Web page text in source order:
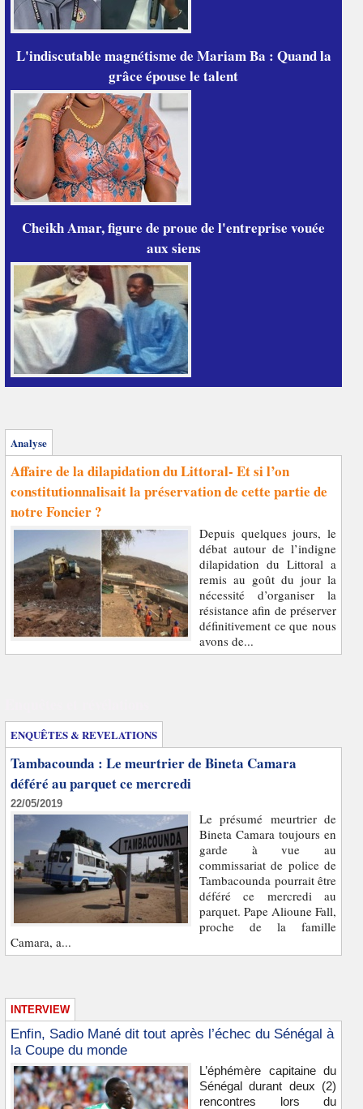
L'indiscutable magnétisme de Mariam Ba : Quand la
grâce épouse le talent
Cheikh Amar, figure de proue de l'entreprise vouée
aux siens
Analyse
Affaire de la dilapidation du Littoral- Et si l’on
constitutionnalisait la préservation de cette partie de
notre Foncier ?
Depuis quelques jours, le
débat autour de l’indigne
dilapidation du Littoral a
remis au goût du jour la
nécessité d’organiser la
résistance afin de préserver
définitivement ce que nous
avons de...
ENQUÊTES & REVELATIONS
Tambacounda : Le meurtrier de Bineta Camara
déféré au parquet ce mercredi
22/05/2019
Le présumé meurtrier de
Bineta Camara toujours en
garde à vue au
commissariat de police de
Tambacounda pourrait être
déféré ce mercredi au
parquet. Pape Alioune Fall,
proche de la famille
Camara, a...
INTERVIEW
Enfin, Sadio Mané dit tout après l’échec du Sénégal à
la Coupe du monde
L’éphémère capitaine du
Sénégal durant deux (2)
rencontres lors du